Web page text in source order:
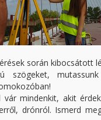
során kibocsátott
szögeket,
vár mindenkit, akit
drónról. Ismerd